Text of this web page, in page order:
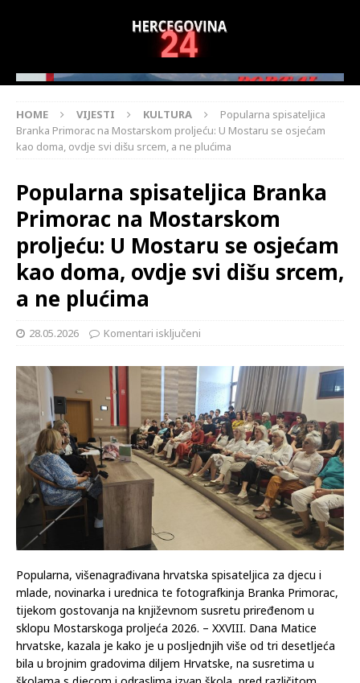
Branka Primorac na Mostarskom proljeću: U Mostaru se osjećam
kao doma, ovdje svi dišu srcem, a ne plućima
Popularna spisateljica Branka
Primorac na Mostarskom
proljeću: U Mostaru se osjećam
kao doma, ovdje svi dišu srcem,
28.05.2026 Komentari isključeni
Popularna, višenagrađivana hrvatska spisateljica za djecu i
mlade, novinarka i urednica te fotografkinja Branka Primorac,
tijekom gostovanja na književnom susretu priređenom u